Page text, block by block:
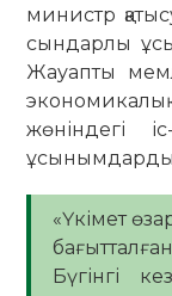
министр
сындарлы
Жауапты
жөніндегі
ұсынымдарды
«Үкімет
Бүгінгі